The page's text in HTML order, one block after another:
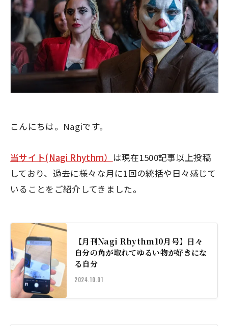
こんにちは。Nagiです。
当サイト(Nagi Rhythm） は現在1500記事以上投稿
しており、過去に様々な月に1回の統括や日々感じて
いることをご紹介してきました。
【月刊Nagi Rhythm10月号】日々
自分の角が取れてゆるい物が好きにな
る自分
2024.10.01